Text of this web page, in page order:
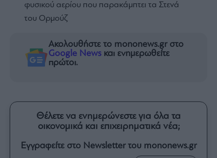
φυσικού αερίου που παρακάμπτει τα Στενά
του Ορμούζ
Ακολουθήστε το mononews.gr στο
Google News και ενημερωθείτε
πρώτοι.
Θέλετε να ενημερώνεστε για όλα τα
οικονομικά και επιχειρηματικά νέα;
Εγγραφείτε στο Newsletter του mononews.gr